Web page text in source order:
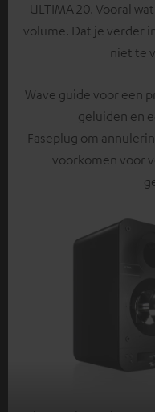
ULTIMA 20. Vooral
volume. Dat je verder
niet te
Wave guide voor een
geluiden en
Faseplug om
voorkomen voor